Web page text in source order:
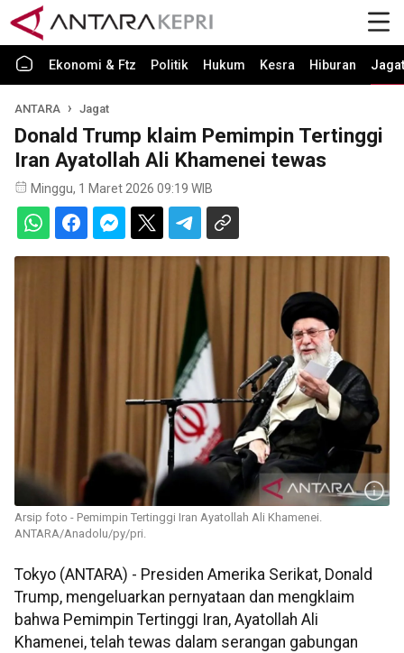
Ekonomi & Ftz Politik Hukum Kesra Hiburan Jagat
ANTARA Jagat
Donald Trump klaim Pemimpin Tertinggi
Iran Ayatollah Ali Khamenei tewas
Minggu, 1 Maret 2026 09:19 WIB
Arsip foto - Pemimpin Tertinggi Iran Ayatollah Ali Khamenei.
ANTARA/Anadolu/py/pri.
Tokyo (ANTARA) - Presiden Amerika Serikat, Donald
Trump, mengeluarkan pernyataan dan mengklaim
bahwa Pemimpin Tertinggi Iran, Ayatollah Ali
Khamenei, telah tewas dalam serangan gabungan